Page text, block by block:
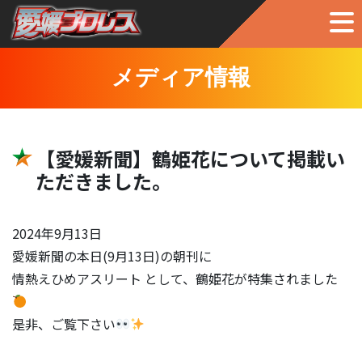
メディア情報
【愛媛新聞】鶴姫花について掲載い
ただきました。
2024年9月13日
愛媛新聞の本日(9月13日)の朝刊に
情熱えひめアスリート として、鶴姫花が特集されました
是非、ご覧下さい